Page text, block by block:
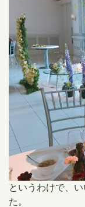
というわけで、
た。